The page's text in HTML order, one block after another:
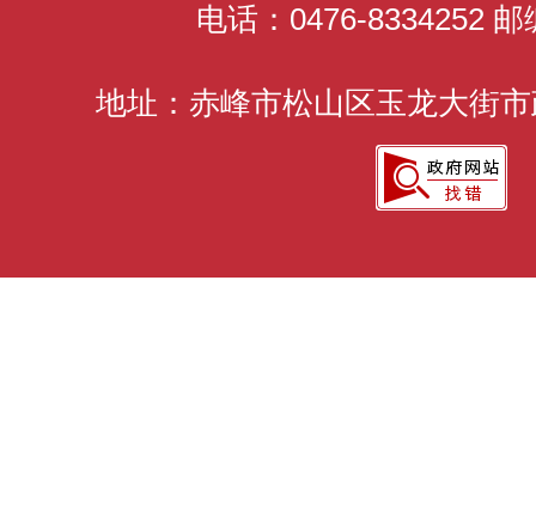
电话：0476-8334252 邮
地址：赤峰市松山区玉龙大街